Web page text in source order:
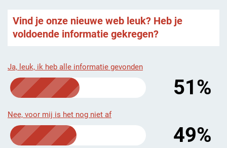
Vind je onze nieuwe web leuk? Heb je
voldoende informatie gekregen?
Ja, leuk, ik heb alle informatie gevonden
51%
Nee, voor mij is het nog niet af
49%